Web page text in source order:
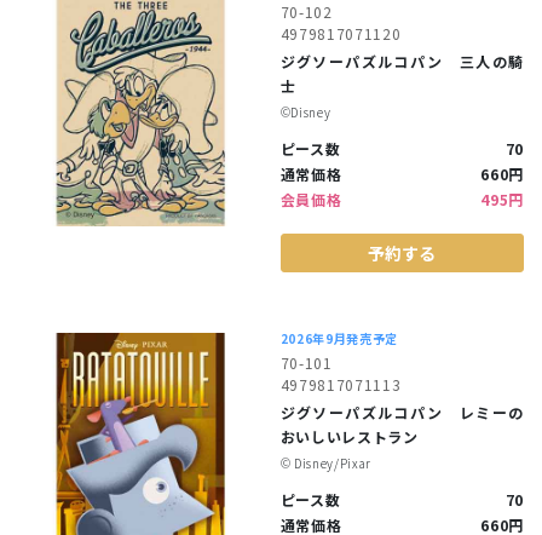
70-102
4979817071120
ジグソーパズルコパン 三人の騎
士
©︎Disney
ピース数
70
通常価格
660円
会員価格
495円
予約する
2026年9月発売予定
70-101
4979817071113
ジグソーパズルコパン レミーの
おいしいレストラン
©︎ Disney/Pixar
ピース数
70
通常価格
660円